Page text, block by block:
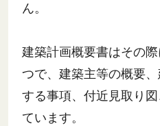
ん。
建築計画概要書はその
つで、建築主等の概要
する事項、付近見取り
ています。